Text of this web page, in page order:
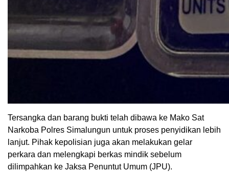
Tersangka dan barang bukti telah dibawa ke Mako Sat
Narkoba Polres Simalungun untuk proses penyidikan lebih
lanjut. Pihak kepolisian juga akan melakukan gelar
perkara dan melengkapi berkas mindik sebelum
dilimpahkan ke Jaksa Penuntut Umum (JPU).